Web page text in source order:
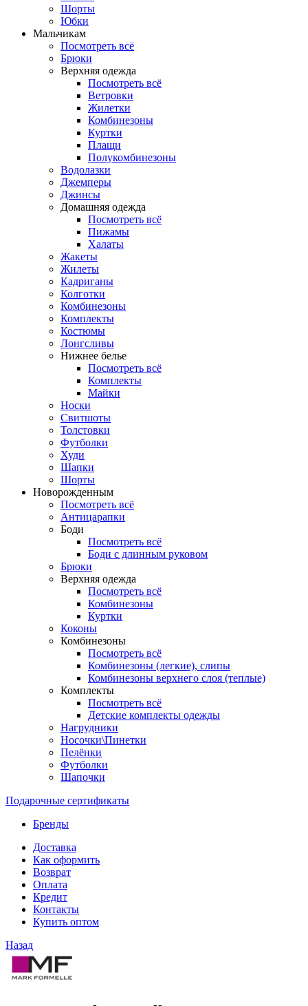
Шорты
Юбки
Мальчикам
Посмотреть всё
Брюки
Верхняя одежда
Посмотреть всё
Ветровки
Жилетки
Комбинезоны
Куртки
Плащи
Полукомбинезоны
Водолазки
Джемперы
Джинсы
Домашняя одежда
Посмотреть всё
Пижамы
Халаты
Жакеты
Жилеты
Кадриганы
Колготки
Комбинезоны
Комплекты
Костюмы
Лонгсливы
Нижнее белье
Посмотреть всё
Комплекты
Майки
Носки
Свитшоты
Толстовки
Футболки
Худи
Шапки
Шорты
Новорожденным
Посмотреть всё
Антицарапки
Боди
Посмотреть всё
Боди с длинным руковом
Брюки
Верхняя одежда
Посмотреть всё
Комбинезоны
Куртки
Коконы
Комбинезоны
Посмотреть всё
Комбинезоны (легкие), слипы
Комбинезоны верхнего слоя (теплые)
Комплекты
Посмотреть всё
Детские комплекты одежды
Нагрудники
Носочки\Пинетки
Пелёнки
Футболки
Шапочки
Подарочные сертификаты
Бренды
Доставка
Как оформить
Возврат
Оплата
Кредит
Контакты
Купить оптом
Назад